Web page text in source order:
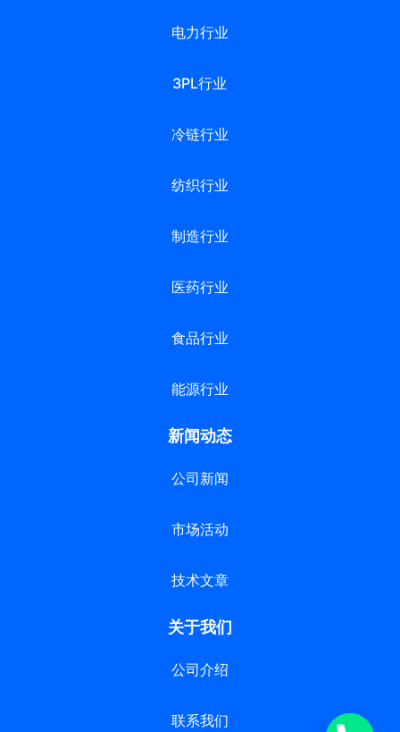
电力行业
3PL行业
冷链行业
纺织行业
制造行业
医药行业
食品行业
能源行业
新闻动态
公司新闻
市场活动
技术文章
关于我们
公司介绍
联系我们